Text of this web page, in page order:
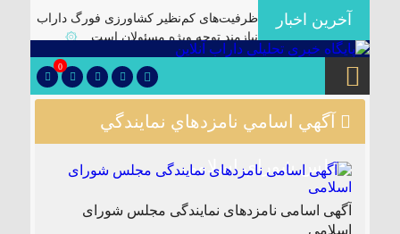
آخرین اخبار
ظرفیت‌های کم‌نظیر کشاورزی فورگ داراب
نیازمند توجه ویژه مسئولان است
۞
برگزاری آیین تودیع و معارفه بخشداران
شهرستان داراب با حضور مدیرکل سیاسی
استانداری فارس
۞
پلمب سه واحد صنفی متخلف در گشت
🔴دارابگرد فارس در مسیر یونسکو/تدوین
دارابگرد
۞
0
آگهي اسامي نامزدهاي نمايندگي
مجلس شوراي اسلامي
آگهی اسامی نامزدهای نمایندگی مجلس شورای
اسلامی